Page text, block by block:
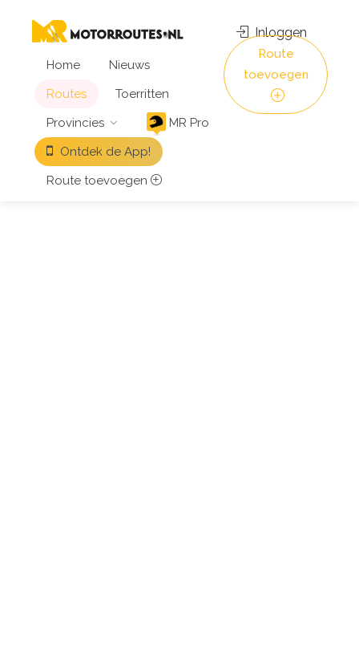
Home
Nieuws
Routes
Toerritten
Provincies
MR Pro
Ontdek de App!
Route toevoegen
Inloggen
Route
toevoegen